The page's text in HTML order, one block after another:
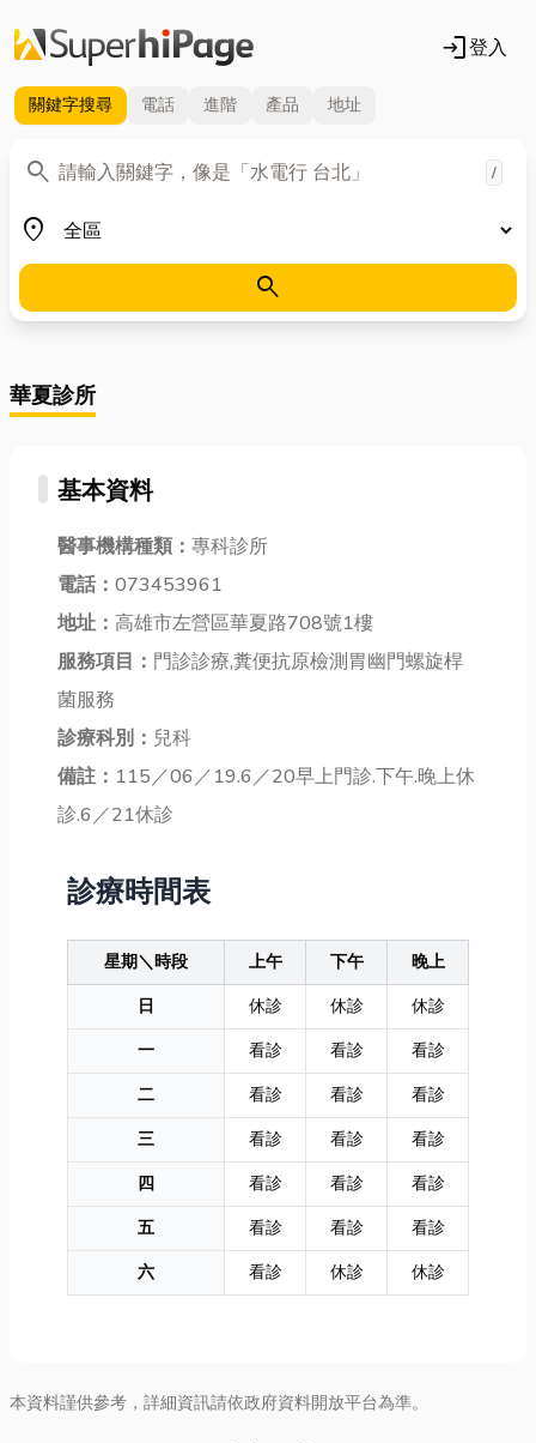
login登入
關鍵字搜尋 電話 進階 產品 地址
search
關鍵字 /
place
地區
search
華夏診所
基本資料
醫事機構種類： 專科診所
電話： 073453961
地址： 高雄市左營區華夏路708號1樓
服務項目： 門診診療,糞便抗原檢測胃幽門螺旋桿
菌服務
診療科別： 兒科
備註： 115／06／19.6／20早上門診.下午.晚上休
診.6／21休診
診療時間表
星期＼時段 上午 下午
晚上
日
休診 休診
休診
一
看診 看診
看診
二
看診 看診
看診
三
看診 看診
看診
四
看診 看診
看診
五
看診 看診
看診
六
看診 休診 休診
本資料謹供參考，詳細資訊請依政府資料開放平台為準。